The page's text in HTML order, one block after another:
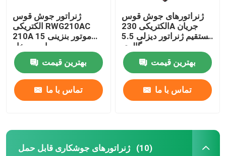
ژنراتور جوش قوس
الکتریکی RWG210AC
210A موتور بنزینی 15
اسب بخار
بهترین قیمت
تماس با ما
ژنراتورهای جوش قوس
الکتریکی 230A جریان
مستقیم ژنراتور دیزلی 5.5
گالری
بهترین قیمت
تماس با ما
ژنراتورهای جوشکاری قابل حمل (10)